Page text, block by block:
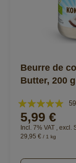
Beurre de
Butter, 200 g
Évaluation:
98%
5,99 €
Incl. 7% VAT , excl.
29,95 € / 1 kg